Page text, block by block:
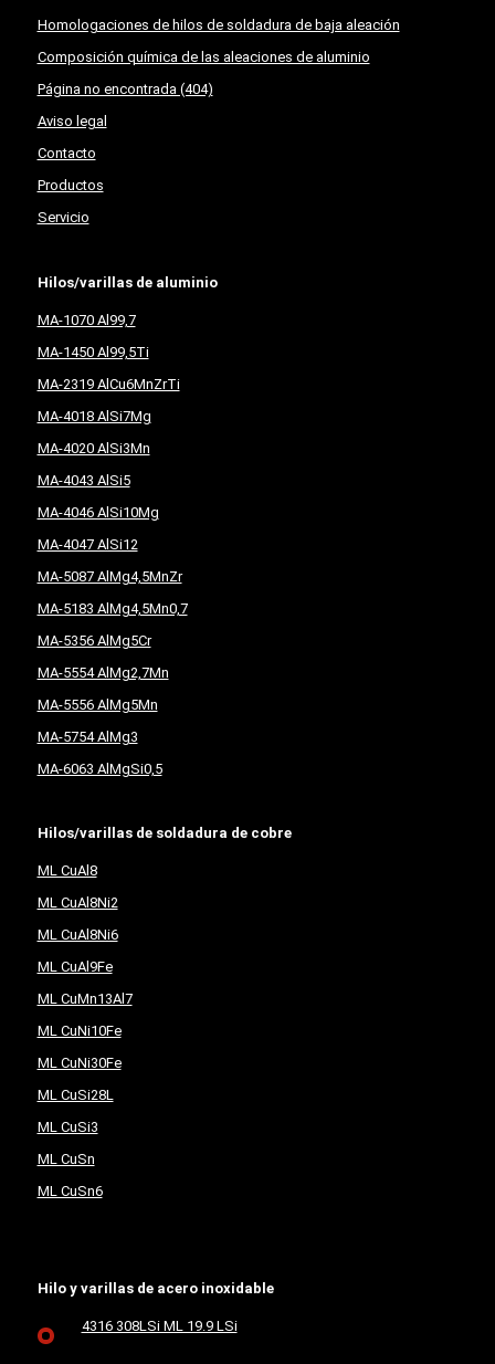
Homologaciones de hilos de soldadura de baja aleación
Composición química de las aleaciones de aluminio
Página no encontrada (404)
Aviso legal
Contacto
Productos
Servicio
Hilos/varillas de aluminio
MA-1070 Al99,7
MA-1450 Al99,5Ti
MA-2319 AlCu6MnZrTi
MA-4018 AlSi7Mg
MA-4020 AlSi3Mn
MA-4043 AlSi5
MA-4046 AlSi10Mg
MA-4047 AlSi12
MA-5087 AlMg4,5MnZr
MA-5183 AlMg4,5Mn0,7
MA-5356 AlMg5Cr
MA-5554 AlMg2,7Mn
MA-5556 AlMg5Mn
MA-5754 AlMg3
MA-6063 AlMgSi0,5
Hilos/varillas de soldadura de cobre
ML CuAl8
ML CuAl8Ni2
ML CuAl8Ni6
ML CuAl9Fe
ML CuMn13Al7
ML CuNi10Fe
ML CuNi30Fe
ML CuSi28L
ML CuSi3
ML CuSn
ML CuSn6
Hilo y varillas de acero inoxidable
4316 308LSi ML 19.9 LSi